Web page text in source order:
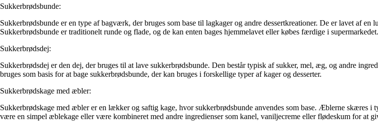
Sukkerbrødsbunde:
Sukkerbrødsbunde er en type af bagværk, der bruges som base til lagkager og andre dessertkreationer. De er lavet af
Sukkerbrødsbunde er traditionelt runde og flade, og de kan enten bages hjemmelavet eller købes færdige i supermarkedet.
Sukkerbrødsdej:
Sukkerbrødsdej er den dej, der bruges til at lave sukkerbrødsbunde. Den består typisk af sukker, mel, æg, og andre
bruges som basis for at bage sukkerbrødsbunde, der kan bruges i forskellige typer af kager og desserter.
Sukkerbrødskage med æbler:
Sukkerbrødskage med æbler er en lækker og saftig kage, hvor sukkerbrødsbunde anvendes som base. Æblerne skæres
være en simpel æblekage eller være kombineret med andre ingredienser som kanel, vaniljecreme eller flødeskum for at